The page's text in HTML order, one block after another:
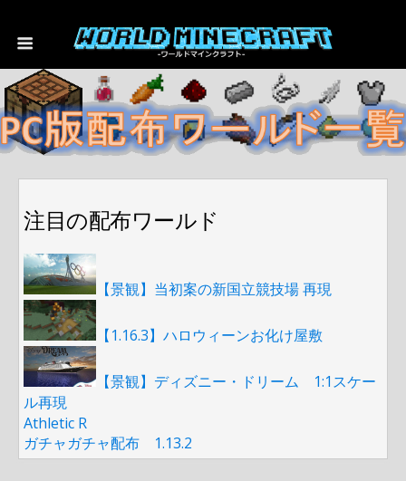
注目の配布ワールド
【景観】当初案の新国立競技場 再現
【1.16.3】ハロウィーンお化け屋敷
【景観】ディズニー・ドリーム 1:1スケー
ル再現
Athletic R
ガチャガチャ配布 1.13.2